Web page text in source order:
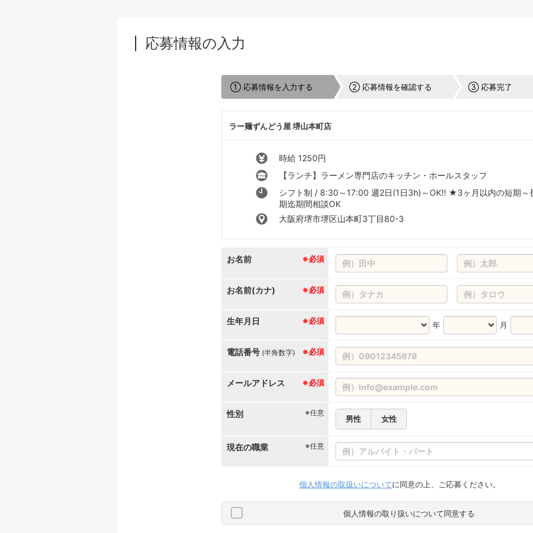
応募情報の入力
① 応募情報を入力する ② 応募情報を確認する ③ 応募完了
ラー麺ずんどう屋 堺山本町店
時給 1250円
【ランチ】ラーメン専門店のキッチン・ホールスタッフ
シフト制 / 8:30～17:00 週2日(1日3h)～OK!! ★3ヶ月以内の短期～
期迄期間相談OK
大阪府堺市堺区山本町3丁目80-3
お名前 ※必須
お名前(カナ) ※必須
生年月日 ※必須 年 月
電話番号 ※必須
(半角数字)
メールアドレス ※必須
性別 ※任意
男性 女性
現在の職業 ※任意
個人情報の取扱いについてに同意の上、ご応募ください。
個人情報の取り扱いについて同意する